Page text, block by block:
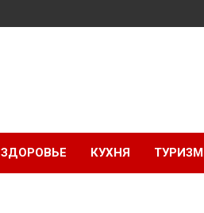
ЗДОРОВЬЕ КУХНЯ ТУРИЗМ